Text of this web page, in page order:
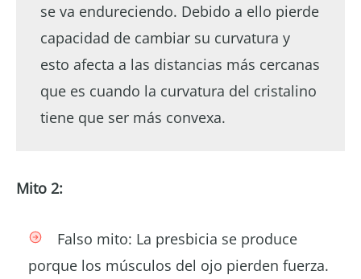
se va endureciendo. Debido a ello pierde
capacidad de cambiar su curvatura y
esto afecta a las distancias más cercanas
que es cuando la curvatura del cristalino
tiene que ser más convexa.
Mito 2:
Falso mito: La presbicia se produce
porque los músculos del ojo pierden fuerza.